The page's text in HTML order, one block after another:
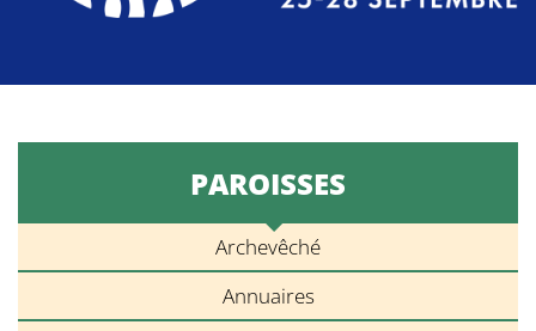
PAROISSES
Archevêché
Annuaires